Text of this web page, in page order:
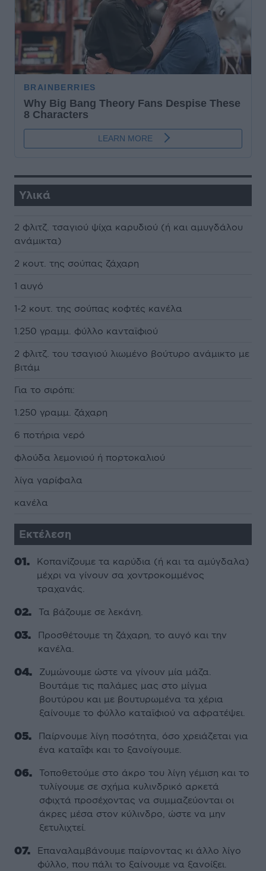
Υλικά
2 φλιτζ. τσαγιού ψίχα καρυδιού (ή και αµυγδάλου
ανάµικτα)
2 κουτ. της σούπας ζάχαρη
1 αυγό
1-2 κουτ. της σούπας κοφτές κανέλα
1.250 γραµµ. φύλλο κανταϊφιού
2 φλιτζ. του τσαγιού λιωµένο βούτυρο ανάµικτο µε
βιτάµ
Για το σιρόπι:
1.250 γραµµ. ζάχαρη
6 ποτήρια νερό
φλούδα λεµονιού ή πορτοκαλιού
λίγα γαρίφαλα
κανέλα
Εκτέλεση
Κοπανίζουμε τα καρύδια (ή και τα αµύγδαλα)
µέχρι να γίνουν σα χοντροκοµµένος
τραχανάς.
Τα βάζουµε σε λεκάνη.
Προσθέτουµε τη ζάχαρη, το αυγό και την
κανέλα.
Ζυµώνουµε ώστε να γίνουν µία µάζα.
Βουτάµε τις παλάµες µας στο µίγµα
βουτύρου και µε βουτυρωµένα τα χέρια
ξαίνουµε το φύλλο καταϊφιού να αφρατέψει.
Παίρνουµε λίγη ποσότητα, όσο χρειάζεται για
ένα καταΐφι και το ξανοίγουµε.
Τοποθετούµε στο άκρο του λίγη γέµιση και το
τυλίγουµε σε σχήµα κυλινδρικό αρκετά
σφιχτά προσέχοντας να συµµαζεύονται οι
άκρες µέσα στον κύλινδρο, ώστε να µην
ξετυλιχτεί.
Επαναλαµβάνουµε παίρνοντας κι άλλο λίγο
φύλλο, που πάλι το ξαίνουµε να ξανοίξει.